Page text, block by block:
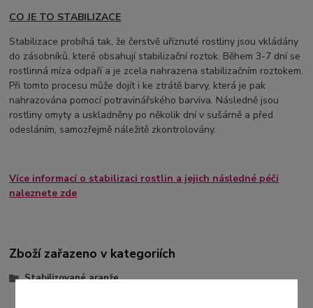
CO JE TO STABILIZACE
Stabilizace probíhá tak, že čerstvě uříznuté rostliny jsou vkládány
do zásobníků, které obsahují stabilizační roztok. Během 3-7 dní se
rostlinná míza odpaří a je zcela nahrazena stabilizačním roztokem.
Při tomto procesu může dojít i ke ztrátě barvy, která je pak
nahrazována pomocí potravinářského barviva. Následně jsou
rostliny omyty a uskladněny po několik dní v sušárně a před
odesláním, samozřejmě náležitě zkontrolovány.
Více informací o stabilizaci rostlin a jejich následné péči
naleznete zde
Zboží zařazeno v kategoriích
Stabilizované aranže